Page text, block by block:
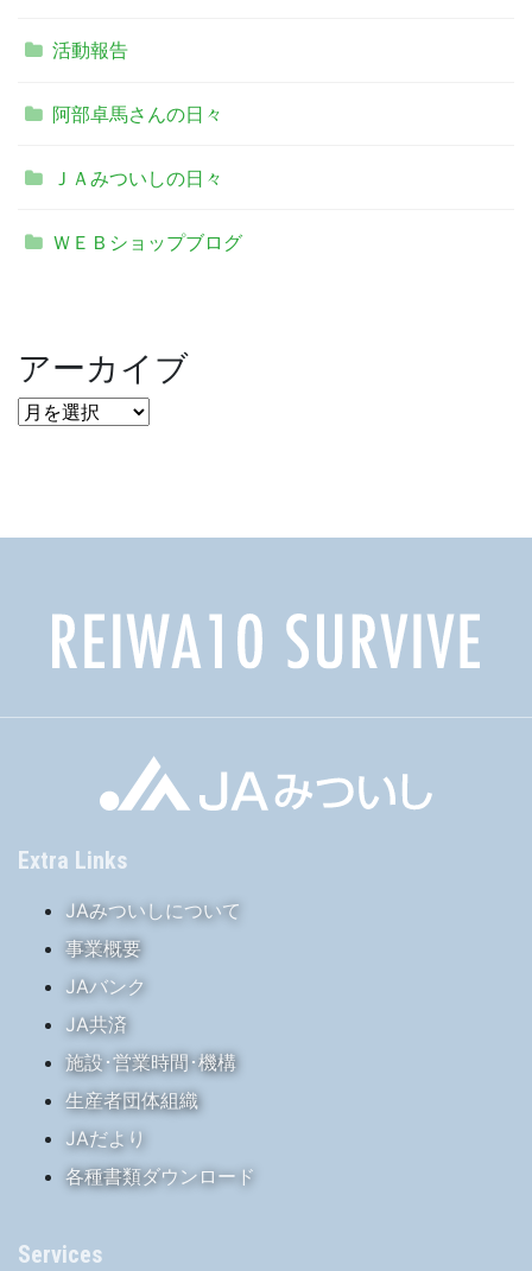
活動報告
阿部卓馬さんの日々
ＪＡみついしの日々
ＷＥＢショップブログ
アーカイブ
ア
Extra Links
JAみついしについて
事業概要
JAバンク
JA共済
施設･営業時間･機構
生産者団体組織
JAだより
各種書類ダウンロード
Services